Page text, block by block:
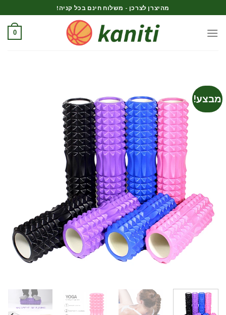
to
content
מהיצרן לצרכן - משלוח חינם בכל קניה!
0
מבצע!